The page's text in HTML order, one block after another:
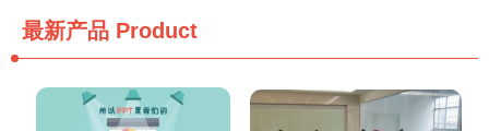
最新产品 Product